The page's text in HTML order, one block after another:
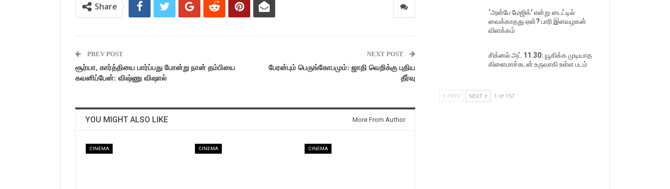
Share
PREV POST
சூர்யா, கார்த்தியை பார்ப்பது போன்று நான் தம்பியை
கவனிப்பேன்: விஷ்ணு விஷால்
NEXT POST
பேரன்பும் பெருங்கோபமும்: ஜாதி வெறிக்கு புதிய
தீர்வு
YOU MIGHT ALSO LIKE More From Author
CINEMA CINEMA CINEMA
‘அன்பே மேஜிக்’ என்று டைட்டில்
வைக்காதது ஏன்? பாரி இளவழகன்
விளக்கம்
சிக்னல் அட் 11.30: யூகிக்க முடியாத
கிளைமாச்சுடன் உருவாகி உள்ள படம்
PREV NEXT 1 of 157